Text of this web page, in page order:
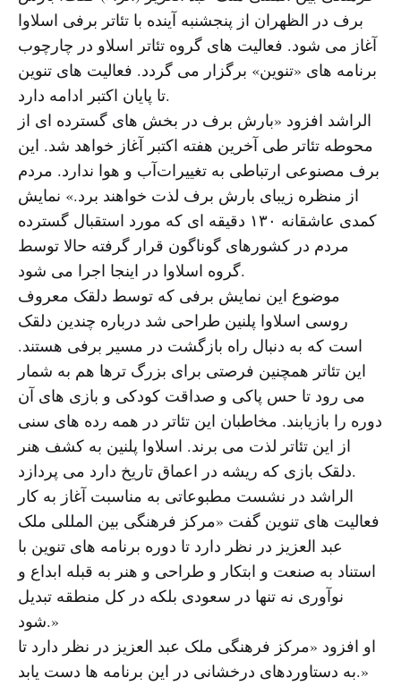
برف در الظهران از پنجشنبه آینده با تئاتر برفی اسلاوا
آغاز می شود. فعالیت های گروه تئاتر اسلاو در چارچوب
برنامه های «تنوین» برگزار می گردد. فعالیت های تنوین
تا پایان اکتبر ادامه دارد.
الراشد افزود «بارش برف در بخش های گسترده ای از
محوطه تئاتر طی آخرین هفته اکتبر آغاز خواهد شد. این
برف مصنوعی ارتباطی به تغییرات‌آب و هوا ندارد. مردم
از منظره زیبای بارش برف لذت خواهند برد.» نمایش
کمدی عاشقانه ۱۳۰ دقیقه ای که مورد استقبال گسترده
مردم در کشورهای گوناگون قرار گرفته حالا توسط
گروه اسلاوا در اینجا اجرا می شود.
موضوع این نمایش برفی که توسط دلقک معروف
روسی اسلاوا پلنین طراحی شد درباره چندین دلقک
است که به دنبال راه بازگشت در مسیر برفی هستند.
این تئاتر همچنین فرصتی برای بزرگ ترها هم به شمار
می رود تا حس پاکی و صداقت کودکی و بازی های آن
دوره را بازیابند. مخاطبان این تئاتر در همه رده های سنی
از این تئاتر لذت می برند. اسلاوا پلنین به کشف هنر
دلقک بازی که ریشه در اعماق تاریخ دارد می پردازد.
الراشد در نشست مطبوعاتی به مناسبت آغاز به کار
فعالیت های تنوین گفت «مرکز فرهنگی بین المللی ملک
عبد العزیز در نظر دارد تا دوره برنامه های تنوین با
استناد به صنعت و ابتکار و طراحی و هنر به قبله ابداع و
نوآوری نه تنها در سعودی بلکه در کل منطقه تبدیل
شود.»
او افزود «مرکز فرهنگی ملک عبد العزیز در نظر دارد تا
به دستاوردهای درخشانی در این برنامه ها دست یابد.»